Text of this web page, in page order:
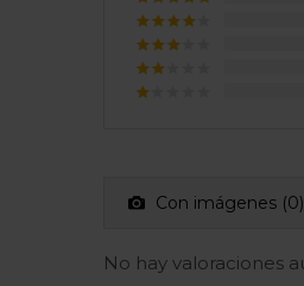
Valorado
con5
Valorado
con
Valorado
con
Valorado
5
Con imágenes (0)
No hay valoraciones